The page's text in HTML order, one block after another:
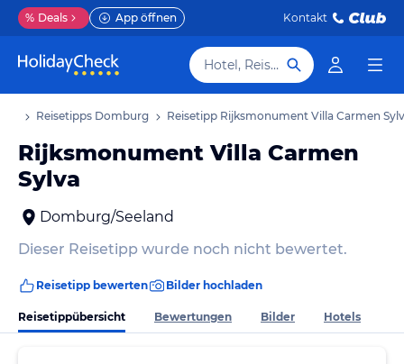
% Deals App öffnen Kontakt
Hotel, Reiseziel
Reisetipps Domburg Reisetipp Rijksmonument Villa Carmen
Rijksmonument Villa Carmen
Sylva
Domburg/Seeland
Dieser Reisetipp wurde noch nicht bewertet.
Reisetipp bewerten Bilder hochladen
Reisetippübersicht Bewertungen Bilder Hotels